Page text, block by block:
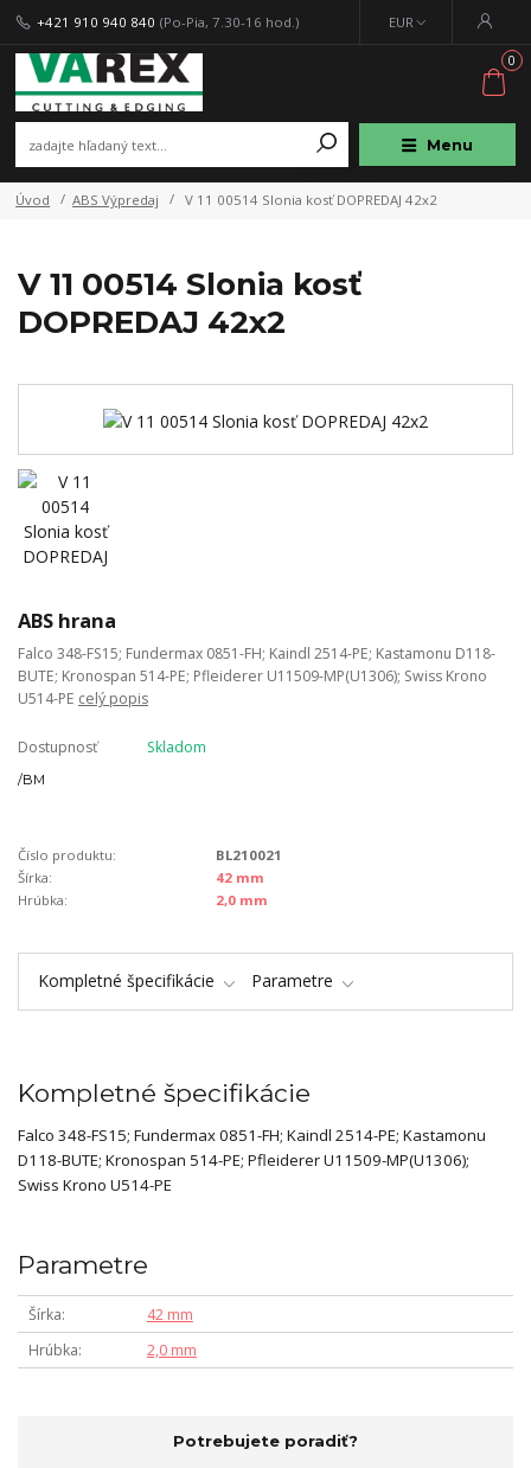
Menu
EUR
+421 910 940 840 (Po-Pia, 7.30-16 hod.)
0
Úvod ABS Výpredaj V 11 00514 Slonia kosť DOPREDAJ 42x2
V 11 00514 Slonia kosť
DOPREDAJ 42x2
ABS hrana
Falco 348-FS15; Fundermax 0851-FH; Kaindl 2514-PE; Kastamonu D118-
BUTE; Kronospan 514-PE; Pfleiderer U11509-MP(U1306); Swiss Krono
U514-PE celý popis
Dostupnosť Skladom
/BM
Číslo produktu:
BL210021
Šírka:
42 mm
Hrúbka:
2,0 mm
Kompletné špecifikácie Parametre
Kompletné špecifikácie
Falco 348-FS15; Fundermax 0851-FH; Kaindl 2514-PE; Kastamonu
D118-BUTE; Kronospan 514-PE; Pfleiderer U11509-MP(U1306);
Swiss Krono U514-PE
Parametre
Šírka
42 mm
Hrúbka
2,0 mm
Potrebujete poradiť?